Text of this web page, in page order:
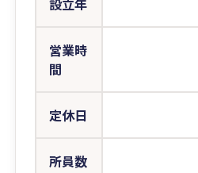
設立年
営業時
間
定休日
所員数